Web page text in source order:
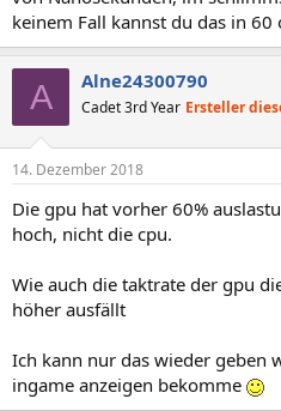
keinem Fall kannst du das in 60
A Alne24300790
Cadet 3rd Year Ersteller
14. Dezember 2018
Die gpu hat vorher 60%
hoch, nicht die cpu.
Wie auch die taktrate der gpu
höher ausfällt
Ich kann nur das wieder geben
ingame anzeigen bekomme